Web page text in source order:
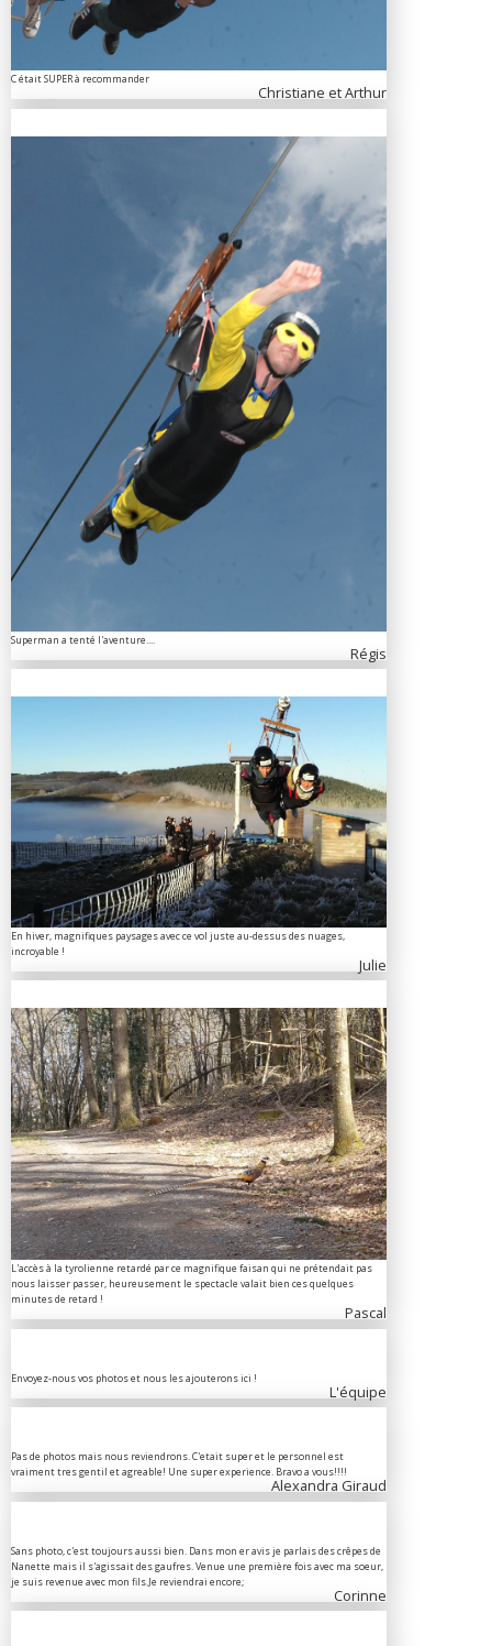
C était SUPER à recommander
Christiane et Arthur
Superman a tenté l'aventure....
Régis
En hiver, magnifiques paysages avec ce vol juste au-dessus des nuages,
incroyable !
Julie
L'accès à la tyrolienne retardé par ce magnifique faisan qui ne prétendait pas
nous laisser passer, heureusement le spectacle valait bien ces quelques
minutes de retard !
Pascal
Envoyez-nous vos photos et nous les ajouterons ici !
L'équipe
Pas de photos mais nous reviendrons. C'etait super et le personnel est
vraiment tres gentil et agreable! Une super experience. Bravo a vous!!!!
Alexandra Giraud
Sans photo, c'est toujours aussi bien. Dans mon er avis je parlais des crêpes de
Nanette mais il s'agissait des gaufres. Venue une première fois avec ma soeur,
je suis revenue avec mon fils.Je reviendrai encore;
Corinne